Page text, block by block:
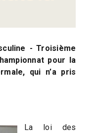
- Troisième
pour la
qui n’a pris
La loi des